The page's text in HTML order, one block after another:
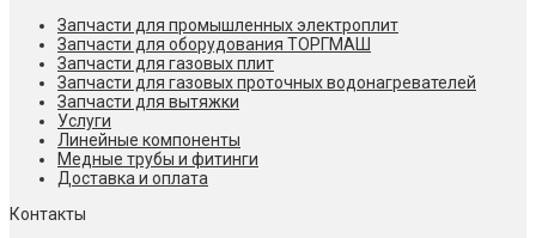
Запчасти для промышленных электроплит
Запчасти для оборудования ТОРГМАШ
Запчасти для газовых плит
Запчасти для газовых проточных водонагревателей
Запчасти для вытяжки
Услуги
Линейные компоненты
Медные трубы и фитинги
Доставка и оплата
Контакты